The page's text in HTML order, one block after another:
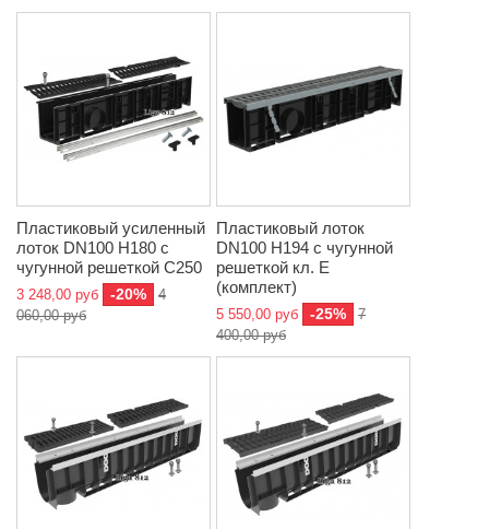
Пластиковый усиленный
лоток DN100 H180 с
чугунной решеткой C250
3 248,00 руб -20%
4
060,00 руб
Пластиковый лоток
DN100 H194 с чугунной
решеткой кл. Е
(комплект)
5 550,00 руб -25%
7
400,00 руб